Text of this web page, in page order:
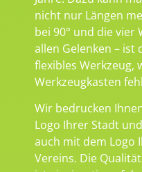
nicht nur Längen
bei 90° und die vier
allen Gelenken – ist
flexibles Werkzeug,
Werkzeugkasten
Wir bedrucken
Logo Ihrer Stadt
auch mit dem Logo
Vereins. Die